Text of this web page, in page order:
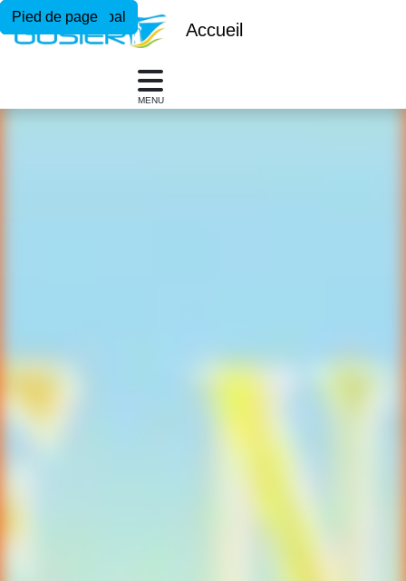
Menu principal
Contenu principal
Pied de page
Accueil
MENU